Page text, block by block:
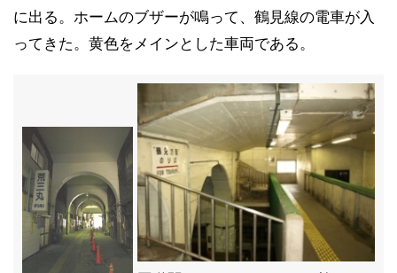
に出る。ホームのブザーが鳴って、鶴見線の電車が入
ってきた。黄色をメインとした車両である。